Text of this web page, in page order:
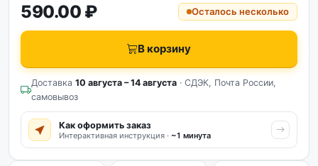
590.00 ₽ Осталось несколько
В корзину
Доставка 10 августа – 14 августа · СДЭК, Почта России,
самовывоз
Как оформить заказ
Интерактивная инструкция · ~1 минута